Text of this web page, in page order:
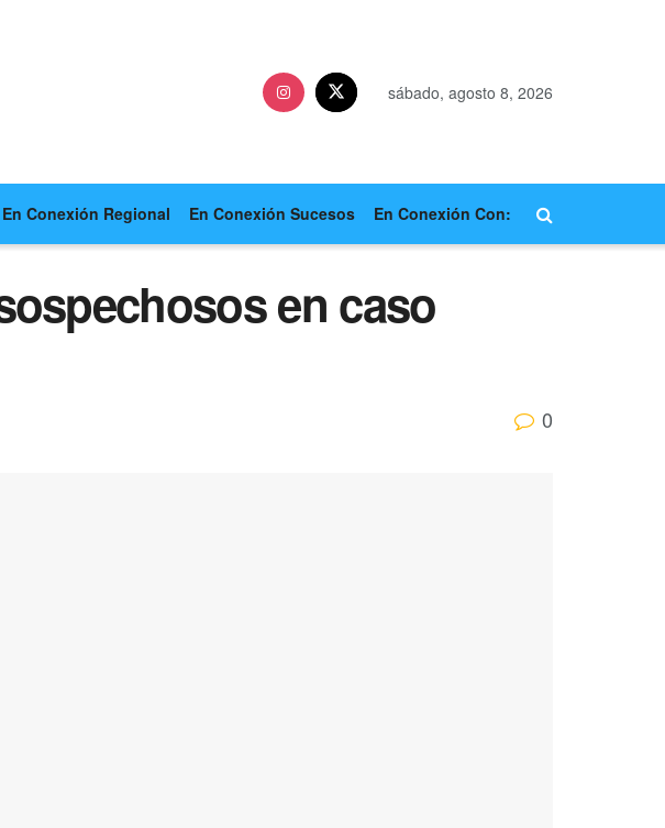
sábado, agosto 8, 2026
En Conexión Regional En Conexión Sucesos En Conexión Con:
en caso
0